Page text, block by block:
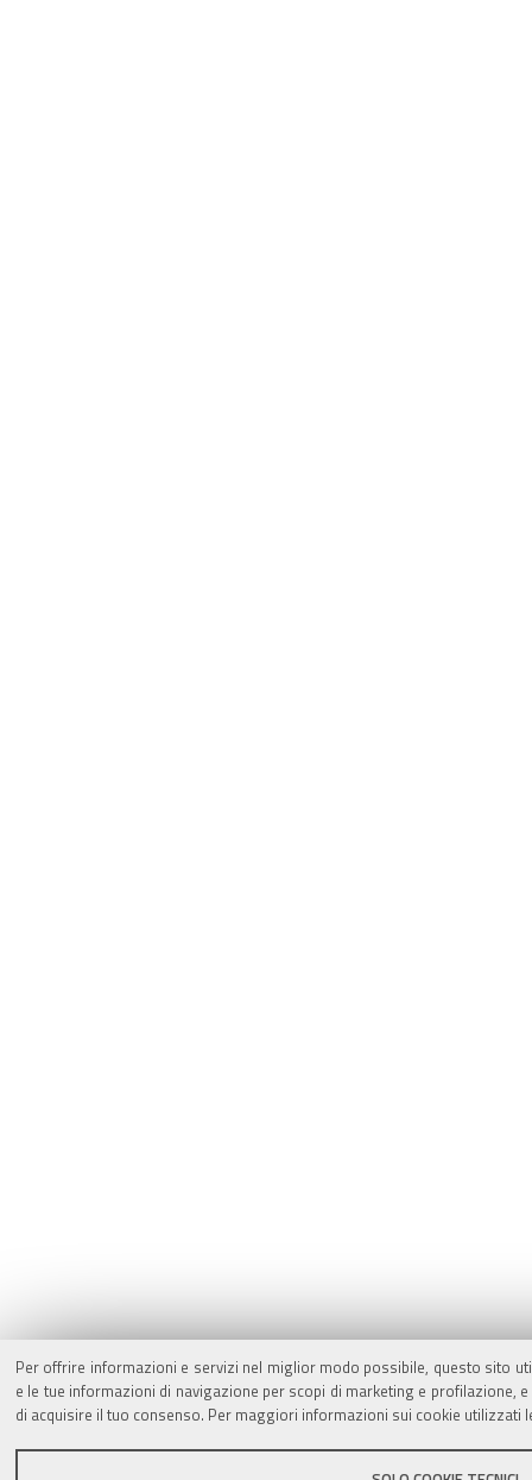
Per offrire informazioni e servizi nel miglior modo possibile, questo sito
e le tue informazioni di navigazione per scopi di marketing e
di acquisire il tuo consenso. Per maggiori informazioni sui cookie utilizzati